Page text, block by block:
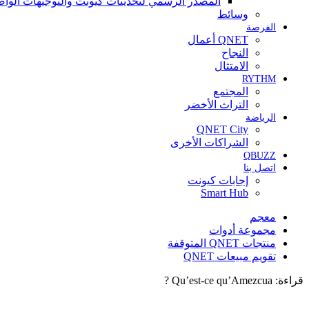
وسائط
الفرصة
QNET أعمال
النجاح
الامتثال
RYTHM
المجتمع
التراث الأخضر
الرياضة
QNET City
الشراكات الأخرى
QBUZZ
اتصل بنا
إجابات كيونت
Smart Hub
معجم
مجموعة أدوات
منتجات QNET المتوقفة
تقويم مبيعات QNET
قراءة: Qu’est-ce qu’Amezcua ?